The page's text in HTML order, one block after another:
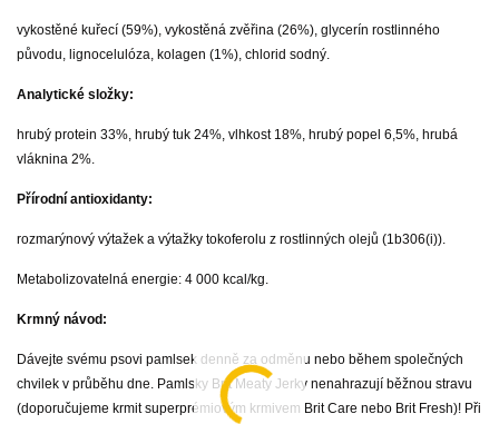
vykostěné kuřecí (59%), vykostěná zvěřina (26%), glycerín rostlinného
původu, lignocelulóza, kolagen (1%), chlorid sodný.
Analytické složky:
hrubý protein 33%, hrubý tuk 24%, vlhkost 18%, hrubý popel 6,5%, hrubá
vláknina 2%.
Přírodní antioxidanty:
rozmarýnový výtažek a výtažky tokoferolu z rostlinných olejů (1b306(i)).
Metabolizovatelná energie: 4 000 kcal/kg.
Krmný návod:
Dávejte svému psovi pamlsek denně za odměnu nebo během společných
chvilek v průběhu dne. Pamlsky Brit Meaty Jerky nenahrazují běžnou stravu
(doporučujeme krmit superprémiovým krmivem Brit Care nebo Brit Fresh)! Při